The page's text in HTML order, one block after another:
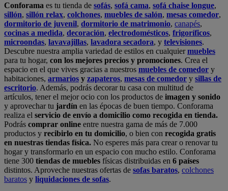
Conforama es tu tienda de sofás, sofá cama, sofá chaise longue,
sillón, sillón relax, colchones, muebles de salón, mesas comedor,
dormitorio de juvenil, dormitorio de matrimonio, canapés,
cocinas a medida, decoración, electrodomésticos, frigoríficos,
microondas, lavavajillas, lavadora secadora, y televisiones.
Descubre nuestra amplia variedad de estilos en cualquiermuebles
para tu hogar, con los mejores precios y promociones. Crea el
espacio en el que vives gracias a nuestros muebles de comedor y
habitaciones, armarios y zapateros, mesas de comedor y sillas de
escritorio. Además, podrás decorar tu casa con multitud de
artículos, tener el mejor ocio con los productos de imagen y sonido
y aprovechar tu jardín en las épocas de buen tiempo. Conforama
realiza el servicio de envío a domicilio como recogida en tienda.
Podrás comprar online entre nuestra gama de más de 7.000
productos y recibirlo en tu domicilio, o bien con recogida gratis
en nuestras tiendas física. No esperes más para crear o renovar tu
hogar y transformarlo en un espacio con mucho estilo. Conforama
tiene 300 tiendas de muebles físicas distribuidas en 6 países
distintos. Aproveche nuestras ofertas de sofas baratos, colchones
baratos y liquidaciones de sofas.